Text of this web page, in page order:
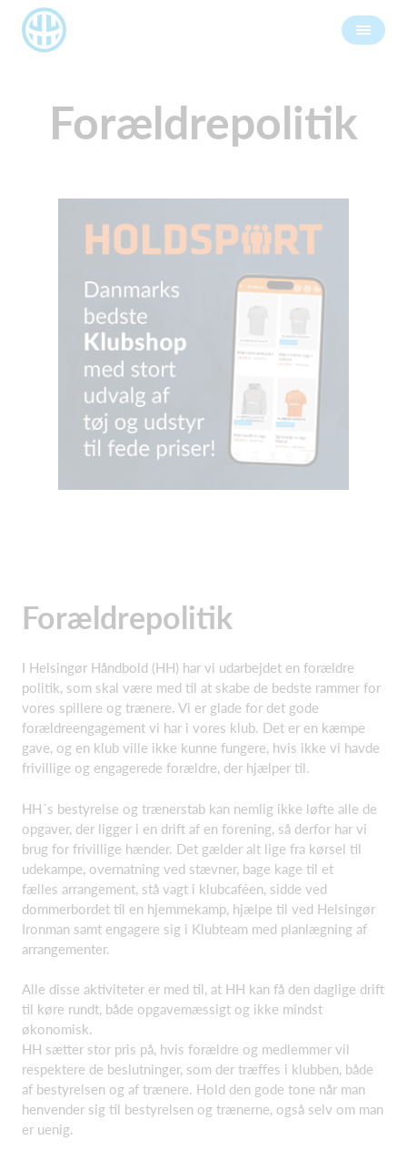
Forældrepolitik
Forældrepolitik
I Helsingør Håndbold (HH) har vi udarbejdet en forældre
politik, som skal være med til at skabe de bedste rammer for
vores spillere og trænere. Vi er glade for det gode
forældreengagement vi har i vores klub. Det er en kæmpe
gave, og en klub ville ikke kunne fungere, hvis ikke vi havde
frivillige og engagerede forældre, der hjælper til.
HH´s bestyrelse og trænerstab kan nemlig ikke løfte alle de
opgaver, der ligger i en drift af en forening, så derfor har vi
brug for frivillige hænder. Det gælder alt lige fra kørsel til
udekampe, overnatning ved stævner, bage kage til et
fælles arrangement, stå vagt i klubcaféen, sidde ved
dommerbordet til en hjemmekamp, hjælpe til ved Helsingør
Ironman samt engagere sig i Klubteam med planlægning af
arrangementer.
Alle disse aktiviteter er med til, at HH kan få den daglige drift
til køre rundt, både opgavemæssigt og ikke mindst
økonomisk.
HH sætter stor pris på, hvis forældre og medlemmer vil
respektere de beslutninger, som der træffes i klubben, både
af bestyrelsen og af trænere. Hold den gode tone når man
henvender sig til bestyrelsen og trænerne, også selv om man
er uenig.